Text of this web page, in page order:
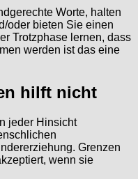
Worte, halten
oder bieten Sie einen
Trotzphase lernen, dass
werden ist das eine
hilft nicht
jeder Hinsicht
Grenzen
wenn sie